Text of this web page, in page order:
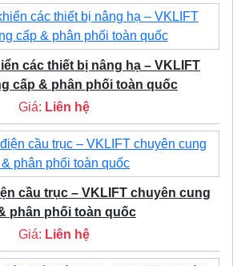
các thiết bị nâng hạ – VKLIFT
cấp & phân phối toàn quốc
Giá: Liên hệ
cầu trục – VKLIFT chuyên cung
phân phối toàn quốc
Giá: Liên hệ